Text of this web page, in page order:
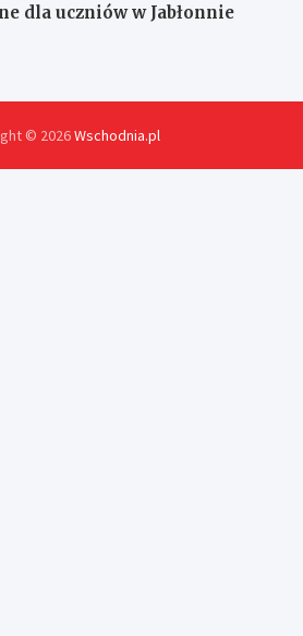
dla uczniów w Jabłonnie
© 2026Wschodnia.pl